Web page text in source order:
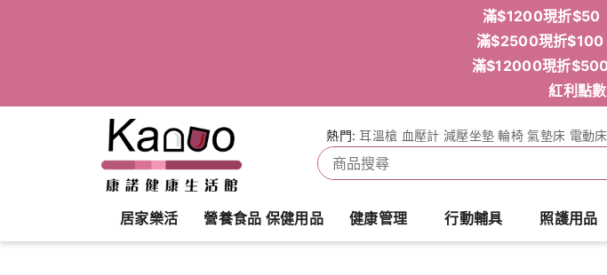
滿$1200現折$50
滿$2500現折
滿$12000現折
紅利點
熱門: 耳溫槍 血壓計 減壓坐墊 輪椅 氣墊床 電動床
居家樂活 營養食品 保健用品 健康管理 行動輔具 照護用品